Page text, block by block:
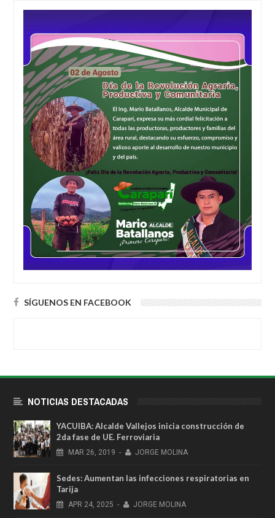
SÍGUENOS EN FACEBOOK
NOTICIAS DESTACADAS
YACUIBA: Alcalde Vallejos inicia construcción de
2da fase de UE. Ferroviaria
MAR 26, 2019 - JORGE MOLINA
Sedes: Aumentan las infecciones respiratorias en
Tarija
APR 24, 2025 - JORGE MOLINA